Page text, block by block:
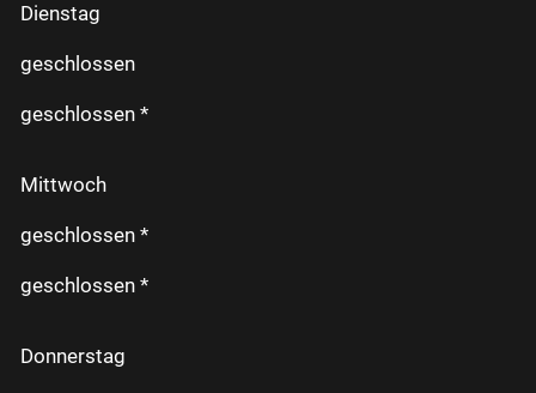
Dienstag
geschlossen
geschlossen *
Mittwoch
geschlossen *
geschlossen *
Donnerstag